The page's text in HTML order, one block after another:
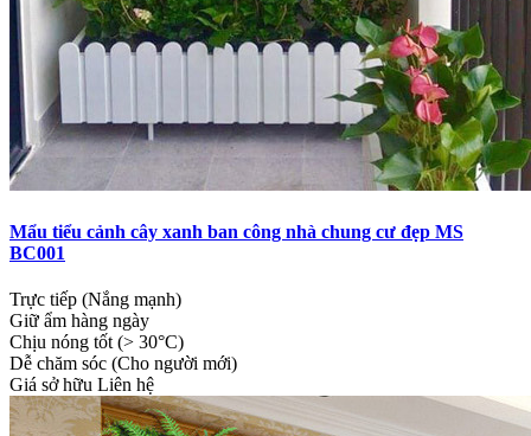
Mẩu tiểu cảnh cây xanh ban công nhà chung cư đẹp MS
BC001
Trực tiếp (Nắng mạnh)
Giữ ẩm hàng ngày
Chịu nóng tốt (> 30°C)
Dễ chăm sóc (Cho người mới)
Giá sở hữu Liên hệ